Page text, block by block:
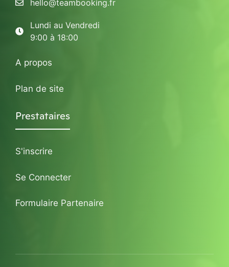
hello@teambooking.fr
Lundi au Vendredi
9:00 à 18:00
A propos
Plan de site
Prestataires
S'inscrire
Se Connecter
Formulaire Partenaire